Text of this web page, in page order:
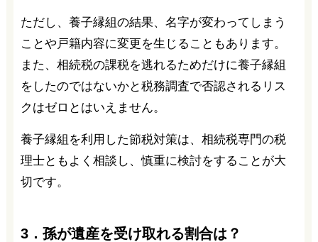
ただし、養子縁組の結果、名字が変わってしまう
ことや戸籍内容に変更を生じることもあります。
また、相続税の課税を逃れるためだけに養子縁組
をしたのではないかと税務調査で否認されるリス
クはゼロとはいえません。
養子縁組を利用した節税対策は、相続税専門の税
理士ともよく相談し、慎重に検討をすることが大
切です。
3．孫が遺産を受け取れる割合は？